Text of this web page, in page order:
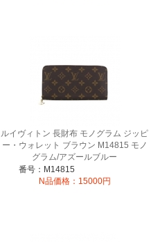
ルイヴィトン 長財布 モノグラム ジッピ
ー・ウォレット ブラウン M14815 モノ
グラム/アズールブルー
番号：M14815
N品価格：15000円